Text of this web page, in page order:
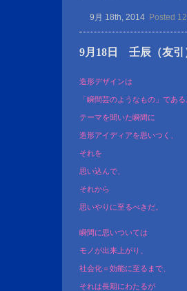
9月 18th, 2014 Posted
9月18日 壬辰（友引
造形デザインは
「瞬間芸のようなもの」である
テーマを聞いた瞬間に
造形アイディアを思いつく、
それを
思い込んで、
それから
思いやりに至るべきだ。
瞬間に思いついては
モノが出来上がり、
社会化＝効能に至るまで、
それは長期にわたるが